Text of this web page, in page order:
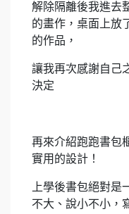
解除隔離後我進去
的畫作，桌面上放
的作品，
讓我再次感謝自己
決定
再來介紹跑跑書包
實用的設計！
上學後書包絕對
不大、說小不小，